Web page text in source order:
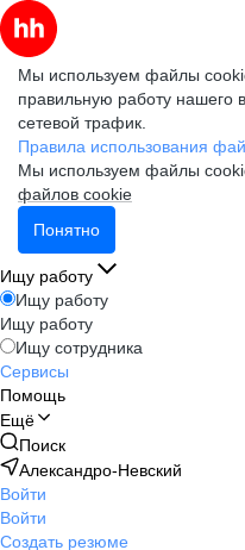
Мы используем файлы
правильную работу нашего
сетевой трафик.
Правила использования
Мы используем файлы
файлов cookie
Понятно
Ищу работу
Ищу работу
Ищу работу
Ищу сотрудника
Сервисы
Помощь
Ещё
Поиск
Александро-Невский
Войти
Войти
Создать резюме